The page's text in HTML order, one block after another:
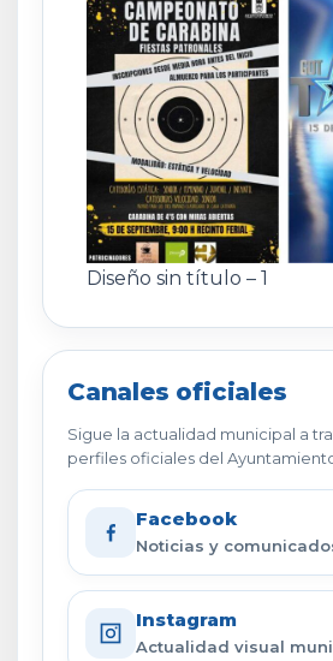
Diseño sin título – 1
Canales oficiales
Sigue la actualidad municipal a
perfiles oficiales del
Facebook
Noticias y
Instagram
Actualidad visual